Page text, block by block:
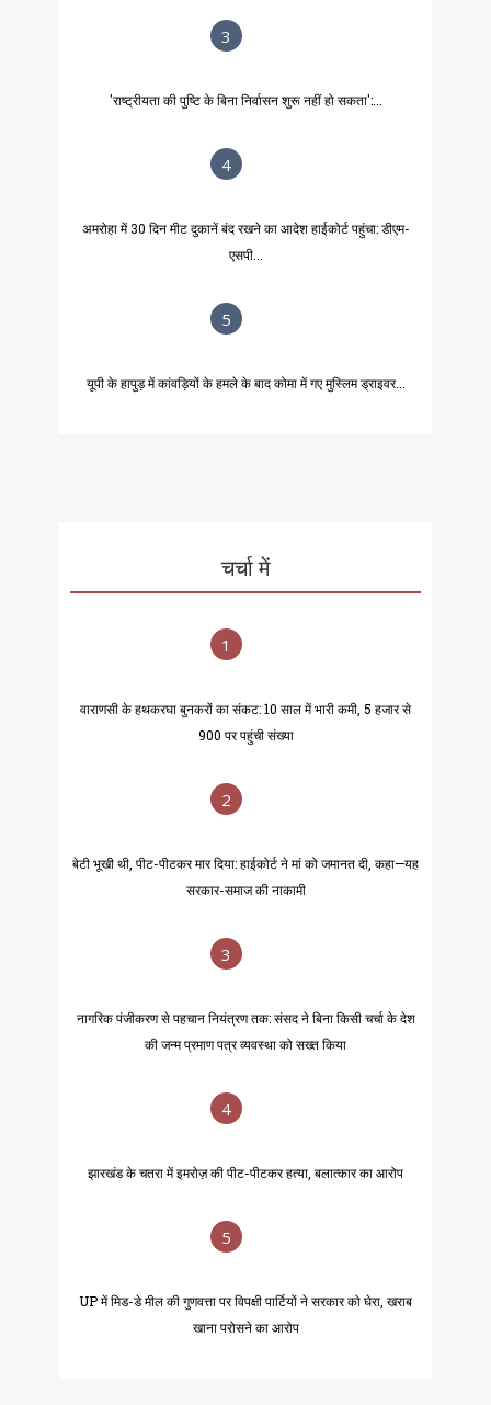
3
'राष्ट्रीयता की पुष्टि के बिना निर्वासन शुरू नहीं हो सकता':...
4
अमरोहा में 30 दिन मीट दुकानें बंद रखने का आदेश हाईकोर्ट पहुंचा: डीएम-
एसपी...
5
यूपी के हापुड़ में कांवड़ियों के हमले के बाद कोमा में गए मुस्लिम ड्राइवर...
चर्चा में
1
वाराणसी के हथकरघा बुनकरों का संकट: 10 साल में भारी कमी, 5 हजार से
900 पर पहुंची संख्या
2
बेटी भूखी थी, पीट-पीटकर मार दिया: हाईकोर्ट ने मां को जमानत दी, कहा—यह
सरकार-समाज की नाकामी
3
नागरिक पंजीकरण से पहचान नियंत्रण तक: संसद ने बिना किसी चर्चा के देश
की जन्म प्रमाण पत्र व्यवस्था को सख्त किया
4
झारखंड के चतरा में इमरोज़ की पीट-पीटकर हत्या, बलात्कार का आरोप
5
UP में मिड-डे मील की गुणवत्ता पर विपक्षी पार्टियों ने सरकार को घेरा, खराब
खाना परोसने का आरोप